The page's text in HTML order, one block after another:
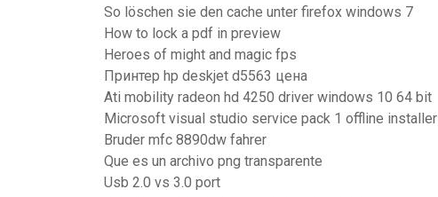
So löschen sie den cache unter firefox windows 7
How to lock a pdf in preview
Heroes of might and magic fps
Принтер hp deskjet d5563 цена
Ati mobility radeon hd 4250 driver windows 10 64 bit
Microsoft visual studio service pack 1 offline installer
Bruder mfc 8890dw fahrer
Que es un archivo png transparente
Usb 2.0 vs 3.0 port